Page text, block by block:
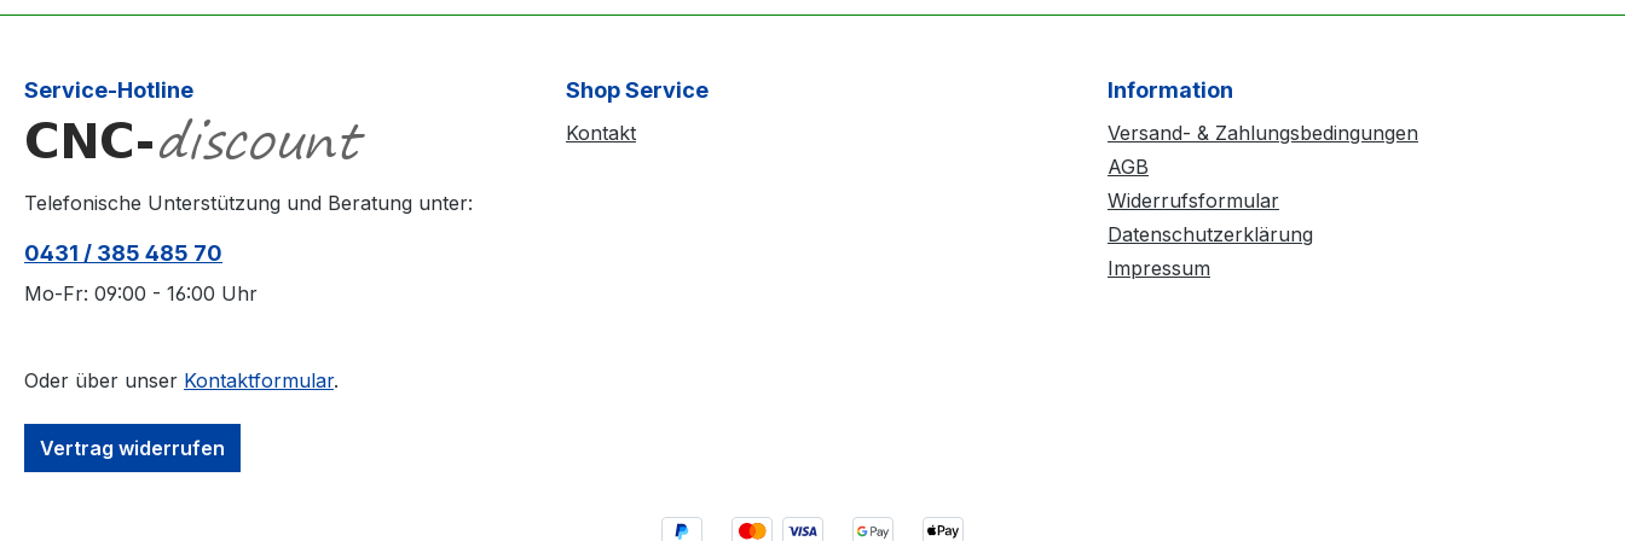
Service-Hotline
Telefonische Unterstützung und Beratung unter:
0431 / 385 485 70
Mo-Fr: 09:00 - 16:00 Uhr
Oder über unser Kontaktformular.
Vertrag widerrufen
Shop Service
Kontakt
Information
Versand- & Zahlungsbedingungen
AGB
Widerrufsformular
Datenschutzerklärung
Impressum